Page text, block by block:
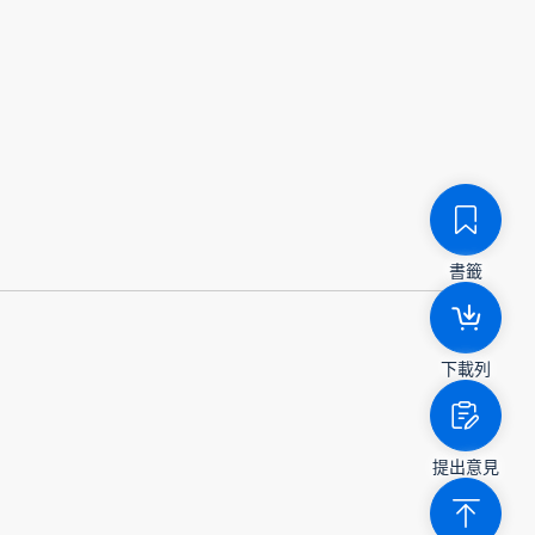
書籤
下載列
提出意見